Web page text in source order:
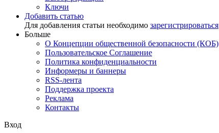
Ключи
Добавить статью
Для добавления статьи необходимо зарегистрироваться
Больше
О Концепции общественной безопасности (КОБ)
Пользовательское Соглашение
Политика конфиденциальности
Информеры и баннеры
RSS-лента
Поддержка проекта
Реклама
Контакты
Вход